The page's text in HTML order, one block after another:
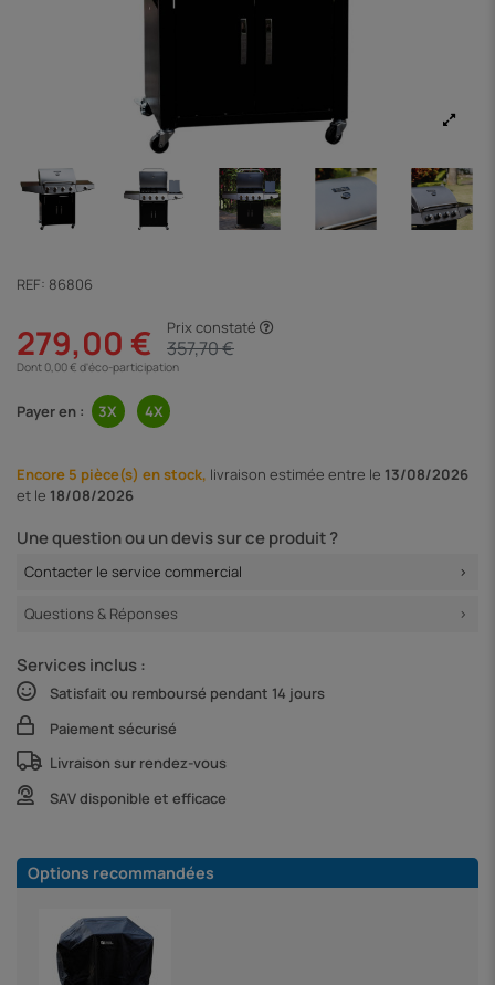
REF: 86806
279,00 € Prix constaté
357,70 €
Dont 0,00 € d'éco-participation
Payer en :
Encore 5 pièce(s) en stock, livraison estimée entre le 13/08/2026
et le 18/08/2026
Une question ou un devis sur ce produit ?
Contacter le service commercial
Questions & Réponses
Services inclus :
Satisfait ou remboursé pendant 14 jours
Paiement sécurisé
Livraison sur rendez-vous
SAV disponible et efficace
Options recommandées